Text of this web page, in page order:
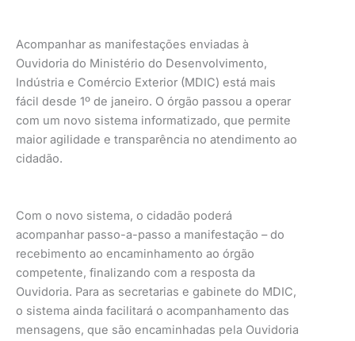
Acompanhar as manifestações enviadas à
Ouvidoria do Ministério do Desenvolvimento,
Indústria e Comércio Exterior (MDIC) está mais
fácil desde 1º de janeiro. O órgão passou a operar
com um novo sistema informatizado, que permite
maior agilidade e transparência no atendimento ao
cidadão.
Com o novo sistema, o cidadão poderá
acompanhar passo-a-passo a manifestação – do
recebimento ao encaminhamento ao órgão
competente, finalizando com a resposta da
Ouvidoria. Para as secretarias e gabinete do MDIC,
o sistema ainda facilitará o acompanhamento das
mensagens, que são encaminhadas pela Ouvidoria